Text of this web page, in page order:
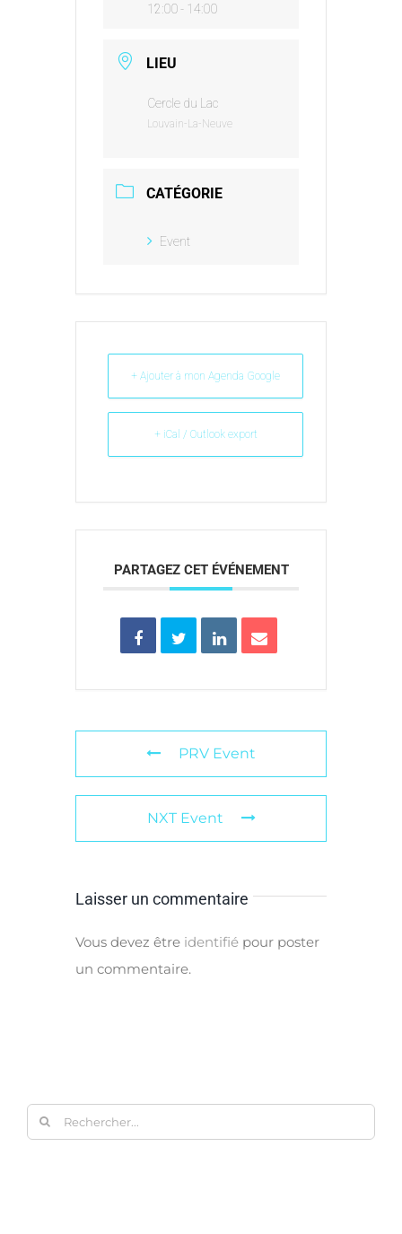
12:00 - 14:00
LIEU
Cercle du Lac
Louvain-La-Neuve
CATÉGORIE
Event
+ Ajouter à mon Agenda Google
+ iCal / Outlook export
PARTAGEZ CET ÉVÉNEMENT
PRV Event
NXT Event
Laisser un commentaire
Vous devez être identifié pour poster
un commentaire.
Rechercher: